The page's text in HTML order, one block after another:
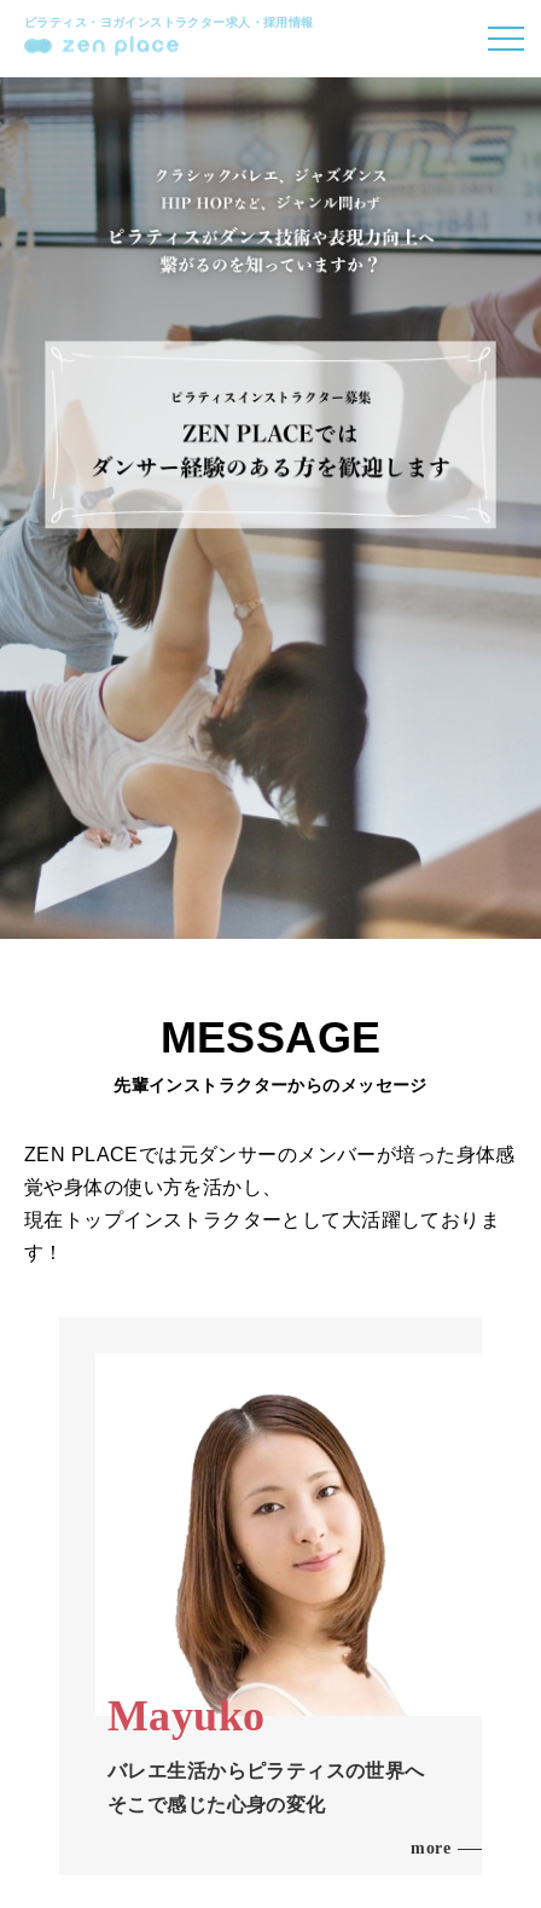
ピラティス・ヨガインストラクター求人・採用情報
MESSAGE
先輩インストラクターからのメッセージ
ZEN PLACEでは元ダンサーのメンバーが培った身体感
覚や身体の使い方を活かし、
現在トップインストラクターとして大活躍しておりま
す！
Mayuko
バレエ生活からピラティスの世界へ
そこで感じた心身の変化
more